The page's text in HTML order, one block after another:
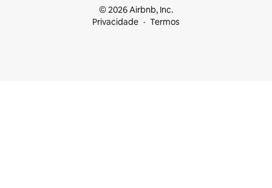
© 2026 Airbnb, Inc.
Privacidade
Termos